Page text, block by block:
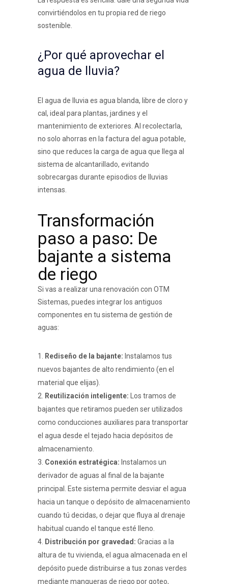
convirtiéndolos en tu propia red de riego
sostenible.
¿Por qué aprovechar el
agua de lluvia?
El agua de lluvia es agua blanda, libre de cloro y
cal, ideal para plantas, jardines y el
mantenimiento de exteriores. Al recolectarla,
no solo ahorras en la factura del agua potable,
sino que reduces la carga de agua que llega al
sistema de alcantarillado, evitando
sobrecargas durante episodios de lluvias
intensas.
Transformación
paso a paso: De
bajante a sistema
de riego
Si vas a realizar una renovación con OTM
Sistemas, puedes integrar los antiguos
componentes en tu sistema de gestión de
aguas:
Rediseño de la bajante: Instalamos tus
nuevos bajantes de alto rendimiento (en el
material que elijas).
Reutilización inteligente: Los tramos de
bajantes que retiramos pueden ser utilizados
como conducciones auxiliares para transportar
el agua desde el tejado hacia depósitos de
almacenamiento.
Conexión estratégica: Instalamos un
derivador de aguas al final de la bajante
principal. Este sistema permite desviar el agua
hacia un tanque o depósito de almacenamiento
cuando tú decidas, o dejar que fluya al drenaje
habitual cuando el tanque esté lleno.
Distribución por gravedad: Gracias a la
altura de tu vivienda, el agua almacenada en el
depósito puede distribuirse a tus zonas verdes
mediante mangueras de riego por goteo,